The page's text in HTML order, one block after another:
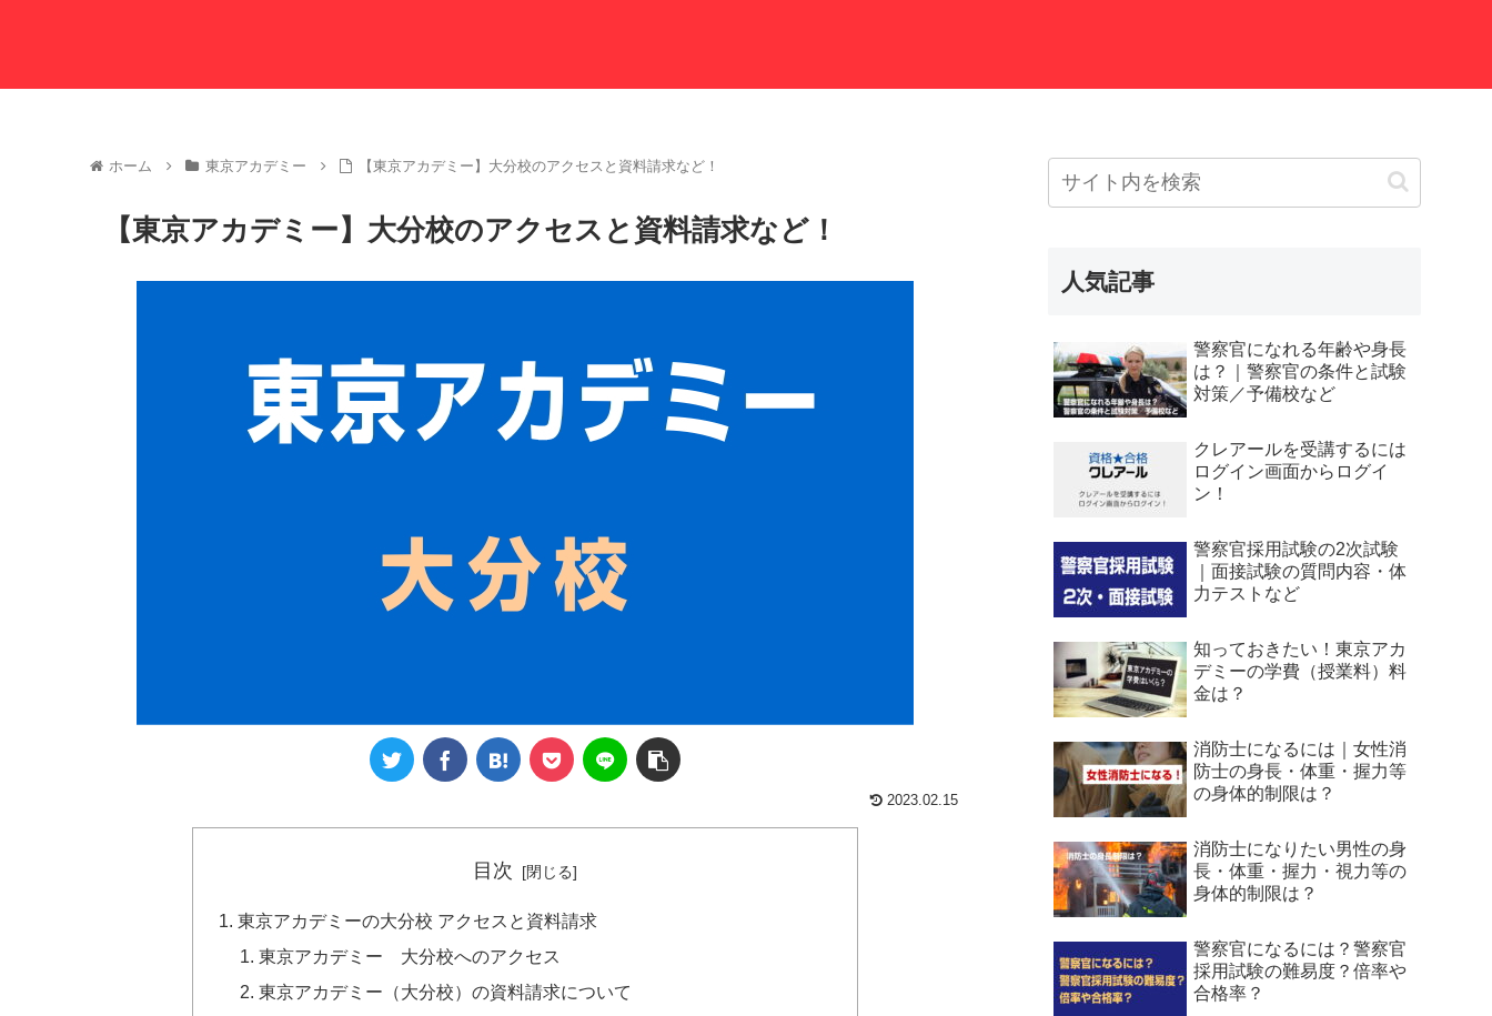
ホーム 東京アカデミー 【東京アカデミー】大分校のアクセスと資料請求など！
【東京アカデミー】大分校のアクセスと資料請求など！
2023.02.15
目次
東京アカデミーの大分校 アクセスと資料請求
東京アカデミー 大分校へのアクセス
東京アカデミー（大分校）の資料請求について
人気記事
警察官になれる年齢や身長
は？｜警察官の条件と試験
対策／予備校など
クレアールを受講するには
ログイン画面からログイ
ン！
警察官採用試験の2次試験
｜面接試験の質問内容・体
力テストなど
知っておきたい！東京アカ
デミーの学費（授業料）料
金は？
消防士になるには｜女性消
防士の身長・体重・握力等
の身体的制限は？
消防士になりたい男性の身
長・体重・握力・視力等の
身体的制限は？
警察官になるには？警察官
採用試験の難易度？倍率や
合格率？